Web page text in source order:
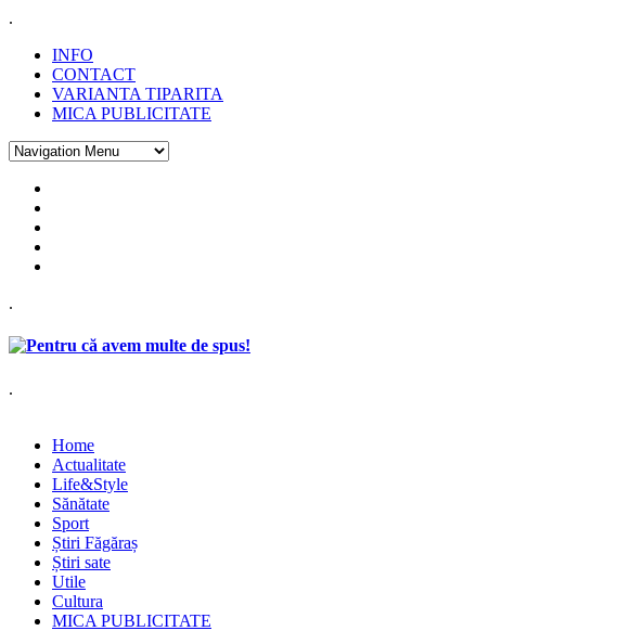
.
INFO
CONTACT
VARIANTA TIPARITA
MICA PUBLICITATE
.
.
Home
Actualitate
Life&Style
Sănătate
Sport
Știri Făgăraș
Știri sate
Utile
Cultura
MICA PUBLICITATE